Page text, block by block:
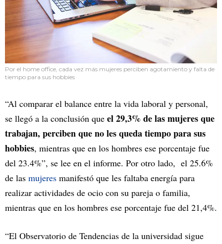
Por el home office, cada vez más mujeres perciben agotamiento y falta de
tiempo para sus hobbies
“Al comparar el balance entre la vida laboral y personal,
se llegó a la conclusión que el 29,3% de las mujeres que
trabajan, perciben que no les queda tiempo para sus
hobbies, mientras que en los hombres ese porcentaje fue
del 23.4%”, se lee en el informe. Por otro lado, el 25.6%
de las mujeres manifestó que les faltaba energía para
realizar actividades de ocio con su pareja o familia,
mientras que en los hombres ese porcentaje fue del 21,4%.
“El Observatorio de Tendencias de la universidad sigue